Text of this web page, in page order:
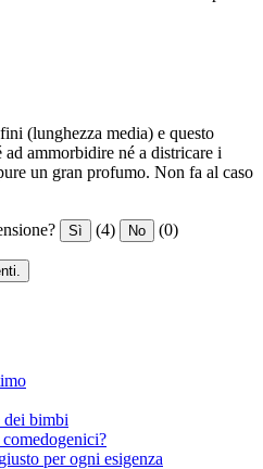
(lunghezza media) e questo
ammorbidire né a districare i
un gran profumo. Non fa al caso
Sì (4) No (0)
dei bimbi
per ogni esigenza